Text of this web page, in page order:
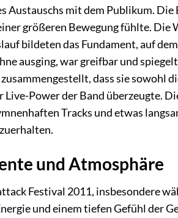
Austauschs mit dem Publikum. Die
größeren Bewegung fühlte.
bildeten das Fundament, auf
ausging, war greifbar und
dass sie sowohl
Live-Power der Band überzeugte.
Tracks und etwas
und Atmosphäre
Festival 2011, insbesondere
und einem tiefen Gefühl der